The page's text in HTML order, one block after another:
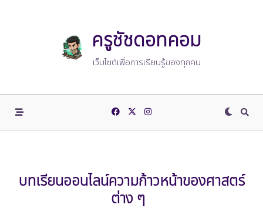
ครูชัชดอทคอม
เว็บไซต์เพื่อการเรียนรู้ของทุกคน
บทเรียนออนไลน์ความก้าวหน้าของศาสตร์
ต่าง ๆ